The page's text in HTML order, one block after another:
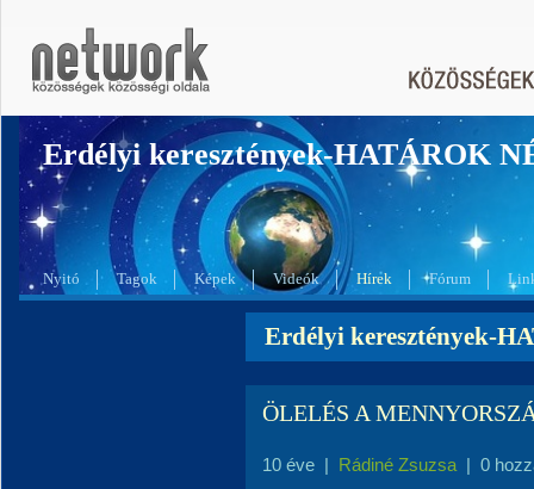
Erdélyi keresztények-HATÁROK
Nyitó Tagok Képek Videók Hírek Fórum
Erdélyi keresztények-
ÖLELÉS A
10 éve | Rádiné Zsuzsa | 0